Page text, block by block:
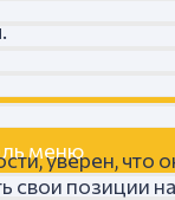
меню
уверен, что
свои позиции